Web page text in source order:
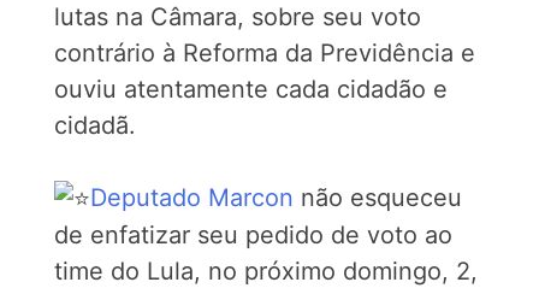
lutas na Câmara, sobre seu voto
contrário à Reforma da Previdência e
ouviu atentamente cada cidadão e
cidadã.
Deputado Marcon não esqueceu
de enfatizar seu pedido de voto ao
time do Lula, no próximo domingo, 2,